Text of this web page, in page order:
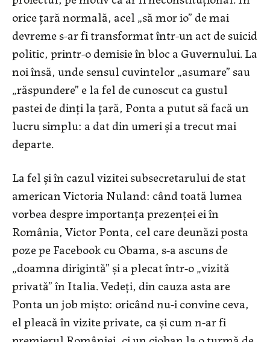
orice țară normală, acel „să mor io” de mai
devreme s-ar fi transformat într-un act de suicid
politic, printr-o demisie în bloc a Guvernului. La
noi însă, unde sensul cuvintelor „asumare” sau
„răspundere” e la fel de cunoscut ca gustul
pastei de dinți la țară, Ponta a putut să facă un
lucru simplu: a dat din umeri și a trecut mai
departe.
La fel și în cazul vizitei subsecretarului de stat
american Victoria Nuland: când toată lumea
vorbea despre importanța prezenței ei în
România, Victor Ponta, cel care deunăzi posta
poze pe Facebook cu Obama, s-a ascuns de
„doamna dirigintă” și a plecat într-o „vizită
privată” în Italia. Vedeți, din cauza asta are
Ponta un job mișto: oricând nu-i convine ceva,
el pleacă în vizite private, ca și cum n-ar fi